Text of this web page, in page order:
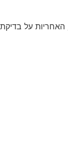
האחריות על